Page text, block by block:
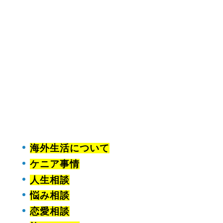
海外生活について
ケニア事情
人生相談
悩み相談
恋愛相談